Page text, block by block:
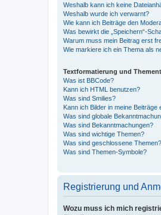
Weshalb kann ich keine
Weshalb wurde ich verwarnt?
Wie kann ich Beiträge den
Was bewirkt die „Speichern“-
Warum muss mein Beitrag erst
Wie markiere ich ein Thema als
Textformatierung und
Was ist BBCode?
Kann ich HTML benutzen?
Was sind Smilies?
Kann ich Bilder in meine Beiträge
Was sind globale
Was sind Bekanntmachungen?
Was sind wichtige Themen?
Was sind geschlossene Themen?
Was sind Themen-Symbole?
Registrierung und
Wozu muss ich mich